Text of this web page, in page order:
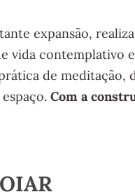
expansão,
vida contemplativo
de meditação,
Com a